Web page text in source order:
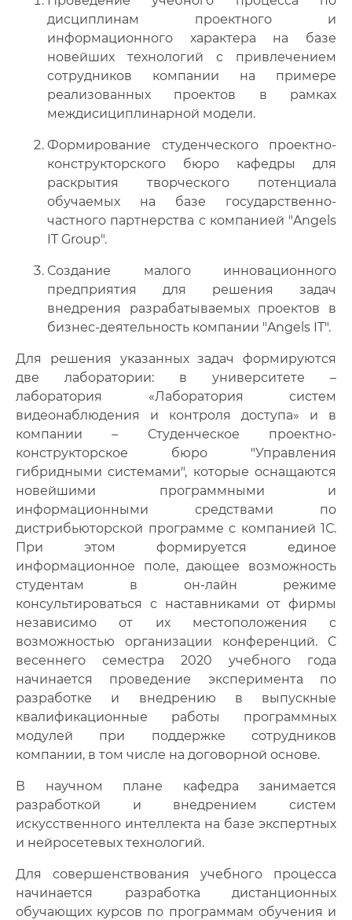
дисциплинам проектного и
информационного характера на базе
новейших технологий с привлечением
сотрудников компании на примере
реализованных проектов в рамках
междисициплинарной модели.
Формирование студенческого проектно-
конструкторского бюро кафедры для
раскрытия творческого потенциала
обучаемых на базе государственно-
частного партнерства с компанией "Angels
IT Group".
Создание малого инновационного
предприятия для решения задач
внедрения разрабатываемых проектов в
бизнес-деятельность компании "Angels IT".
Для решения указанных задач формируются
две лаборатории: в университете –
лаборатория «Лаборатория систем
видеонаблюдения и контроля доступа» и в
компании – Студенческое проектно-
конструкторское бюро "Управления
гибридными системами", которые оснащаются
новейшими программными и
информационными средствами по
дистрибьюторской программе с компанией 1С.
При этом формируется единое
информационное поле, дающее возможность
студентам в он-лайн режиме
консультироваться с наставниками от фирмы
независимо от их местоположения с
возможностью организации конференций. С
весеннего семестра 2020 учебного года
начинается проведение эксперимента по
разработке и внедрению в выпускные
квалификационные работы программных
модулей при поддержке сотрудников
компании, в том числе на договорной основе.
В научном плане кафедра занимается
разработкой и внедрением систем
искусственного интеллекта на базе экспертных
и нейросетевых технологий.
Для совершенствования учебного процесса
начинается разработка дистанционных
обучающих курсов по программам обучения и